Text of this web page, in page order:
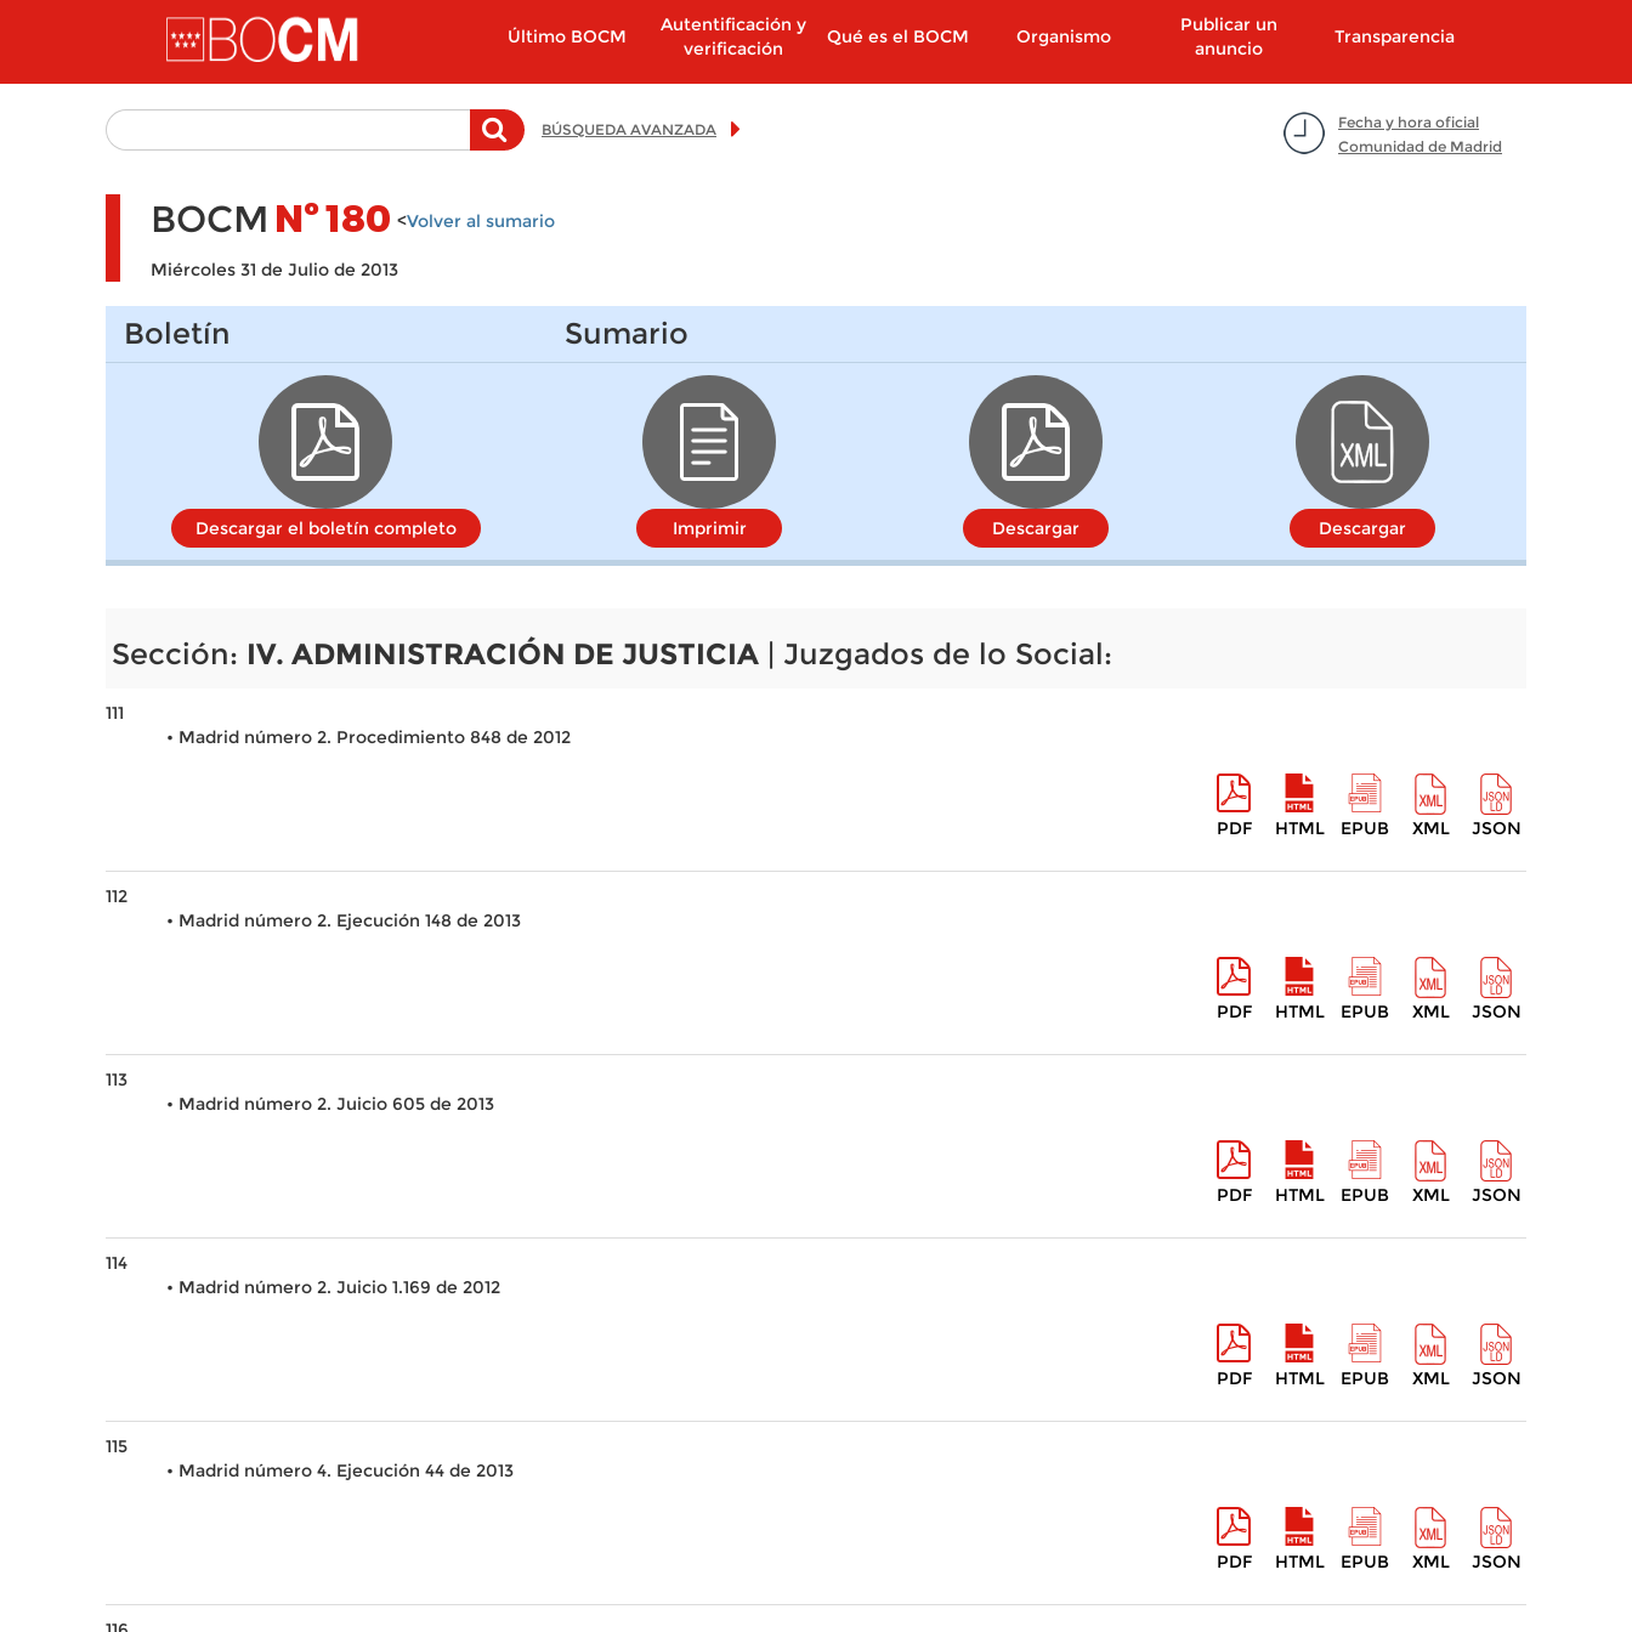
Pasar al contenido principal
Último BOCM
Autentificación y
verificación
Qué es el BOCM Organismo
Publicar un
anuncio
Transparencia
Fecha y hora oficial
Comunidad de Madrid
BÚSQUEDA AVANZADA
BOCM Nº180 <Volver al sumario
Miércoles 31 de Julio de 2013
Boletín
Descargar el boletín completo
Sumario
Imprimir Descargar Descargar
Sección: IV. ADMINISTRACIÓN DE JUSTICIA | Juzgados de lo Social:
111
• Madrid número 2. Procedimiento 848 de 2012
PDF HTML EPUB XML JSON
112
• Madrid número 2. Ejecución 148 de 2013
PDF HTML EPUB XML JSON
113
• Madrid número 2. Juicio 605 de 2013
PDF HTML EPUB XML JSON
114
• Madrid número 2. Juicio 1.169 de 2012
PDF HTML EPUB XML JSON
115
• Madrid número 4. Ejecución 44 de 2013
PDF HTML EPUB XML JSON